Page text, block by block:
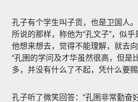
孔子有个学生叫子贡，也是卫国人
所说的那样，称他为“孔文子”，似乎
他想来想去，觉得不能理解，就去
“孔圉的学问及才华虽然很高，但是
多，并没有什么了不起，凭什么要赐
孔子听了微笑回答：“孔圉非常勤奋